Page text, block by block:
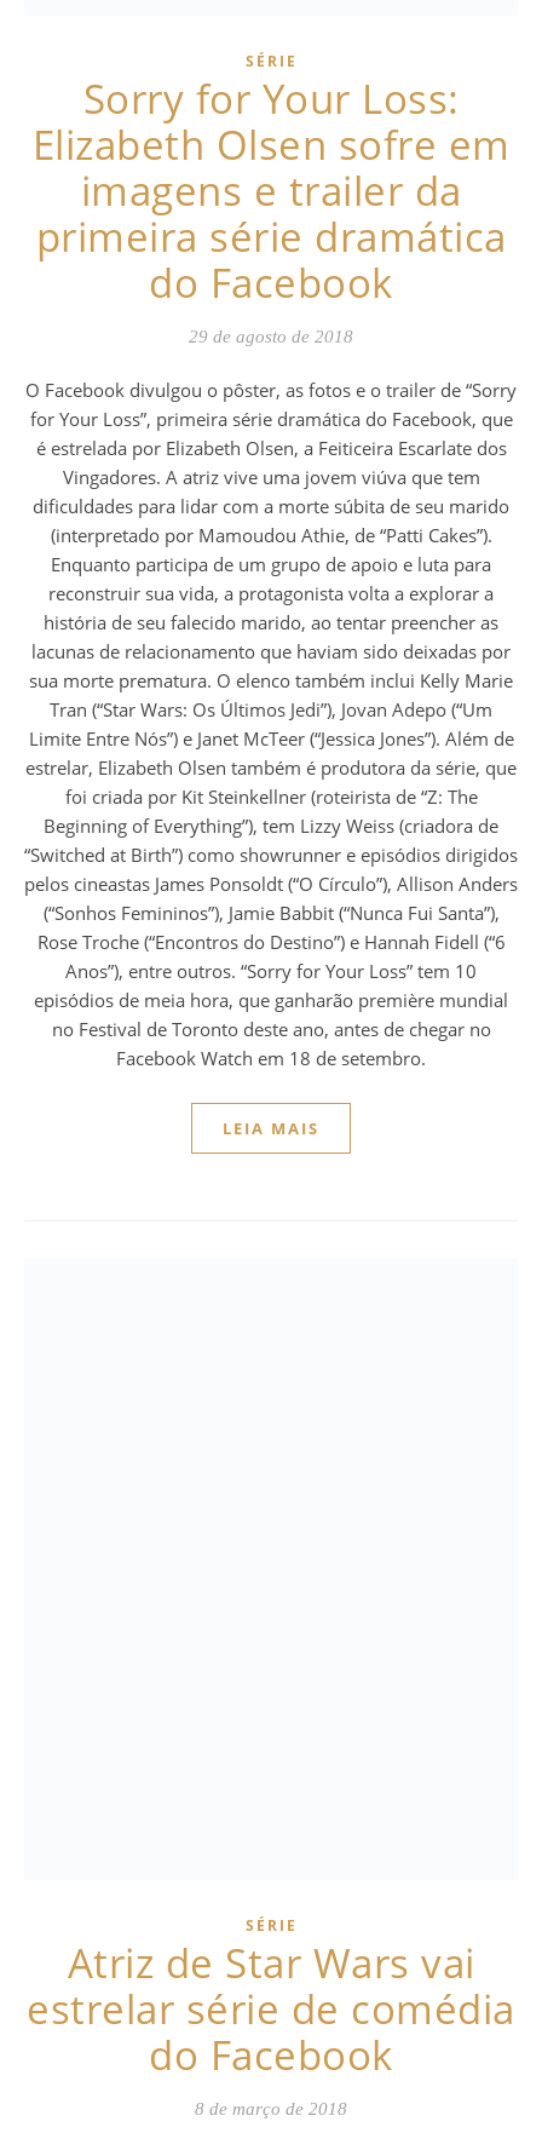
SÉRIE
Sorry for Your Loss:
Elizabeth Olsen sofre em
imagens e trailer da
primeira série dramática
do Facebook
29 de agosto de 2018
O Facebook divulgou o pôster, as fotos e o trailer de “Sorry
for Your Loss”, primeira série dramática do Facebook, que
é estrelada por Elizabeth Olsen, a Feiticeira Escarlate dos
Vingadores. A atriz vive uma jovem viúva que tem
dificuldades para lidar com a morte súbita de seu marido
(interpretado por Mamoudou Athie, de “Patti Cakes”).
Enquanto participa de um grupo de apoio e luta para
reconstruir sua vida, a protagonista volta a explorar a
história de seu falecido marido, ao tentar preencher as
lacunas de relacionamento que haviam sido deixadas por
sua morte prematura. O elenco também inclui Kelly Marie
Tran (“Star Wars: Os Últimos Jedi”), Jovan Adepo (“Um
Limite Entre Nós”) e Janet McTeer (“Jessica Jones”). Além de
estrelar, Elizabeth Olsen também é produtora da série, que
foi criada por Kit Steinkellner (roteirista de “Z: The
Beginning of Everything”), tem Lizzy Weiss (criadora de
“Switched at Birth”) como showrunner e episódios dirigidos
pelos cineastas James Ponsoldt (“O Círculo”), Allison Anders
(“Sonhos Femininos”), Jamie Babbit (“Nunca Fui Santa”),
Rose Troche (“Encontros do Destino”) e Hannah Fidell (“6
Anos”), entre outros. “Sorry for Your Loss” tem 10
episódios de meia hora, que ganharão première mundial
no Festival de Toronto deste ano, antes de chegar no
Facebook Watch em 18 de setembro.
LEIA MAIS
SÉRIE
Atriz de Star Wars vai
estrelar série de comédia
do Facebook
8 de março de 2018